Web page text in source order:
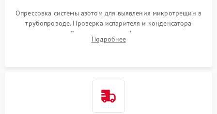
Опрессовка системы азотом для выявления микротрещин в
трубопроводе. Проверка испарителя и конденсатора
течеискателем. Демонтаж старого фильтра-осушителя и
продувка капиллярной трубки для устранения засоров.
Подробнее